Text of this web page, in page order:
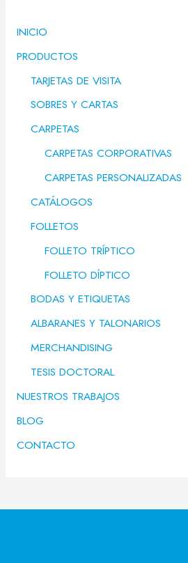
INICIO
PRODUCTOS
TARJETAS DE VISITA
SOBRES Y CARTAS
CARPETAS
CARPETAS CORPORATIVAS
CARPETAS PERSONALIZADAS
CATÁLOGOS
FOLLETOS
FOLLETO TRÍPTICO
FOLLETO DÍPTICO
BODAS Y ETIQUETAS
ALBARANES Y TALONARIOS
MERCHANDISING
TESIS DOCTORAL
NUESTROS TRABAJOS
BLOG
CONTACTO